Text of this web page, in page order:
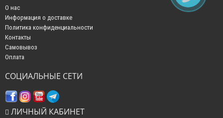
О нас
Информация о доставке
Политика конфиденциальности
Контакты
Самовывоз
Оплата
СОЦИАЛЬНЫЕ СЕТИ
ЛИЧНЫЙ КАБИНЕТ